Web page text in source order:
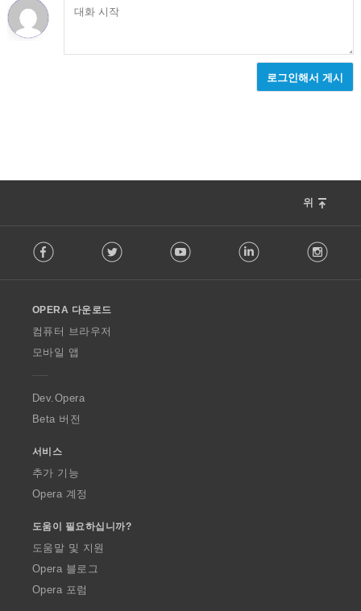
로그인해서 게시
위
o
w
O
p
a
Facebook Twitter Youtube LinkedIn
OPERA 다운로드
컴퓨터 브라우저
모바일 앱
Dev.Opera
Beta 버전
서비스
추가 기능
Opera 계정
도움이 필요하십니까?
도움말 및 지원
Opera 블로그
Opera 포럼